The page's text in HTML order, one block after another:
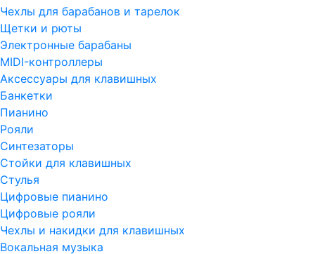
Чехлы для барабанов и тарелок
Щетки и рюты
Электронные барабаны
MIDI-контроллеры
Аксессуары для клавишных
Банкетки
Пианино
Рояли
Синтезаторы
Стойки для клавишных
Стулья
Цифровые пианино
Цифровые рояли
Чехлы и накидки для клавишных
Вокальная музыка